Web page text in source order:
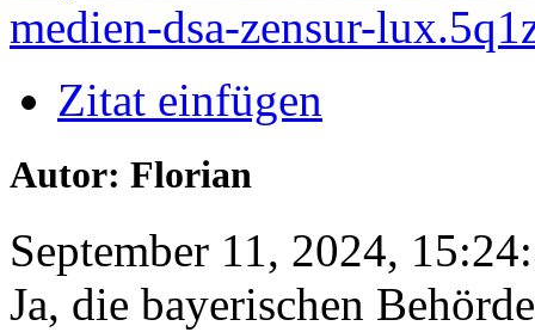
medien-dsa-zensur-
Zitat einfügen
Autor: Florian
September 11, 2024,
Ja, die bayerischen